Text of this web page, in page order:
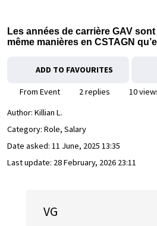
Les années de carrière GAV
même manières en CSTAGN
ADD TO FAVOURITES
From Event 2 replies
10
Author: Killian L.
Category: Role, Salary
Date asked: 11 June, 2025 13:35
Last update: 28 February, 2026 23:11
VG